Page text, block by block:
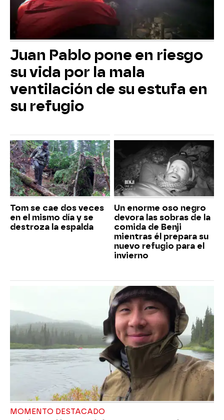
Juan Pablo pone en riesgo
su vida por la mala
ventilación de su estufa en
su refugio
Tom se cae dos veces
en el mismo día y se
destroza la espalda
Un enorme oso negro
devora las sobras de la
comida de Benji
mientras él prepara su
nuevo refugio para el
invierno
MOMENTO DESTACADO